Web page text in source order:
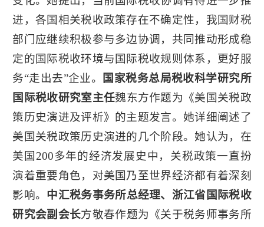
进，各国相关税收政策存在不确定性，我国财税
部门应继续积极参与多边协调，共同推动形成稳
定的国际税收环境与国际税收规则体系，更好服
务“走出去”企业。
国家税务总局税收科学研究所
国际税收研究室主任魏东方作题为《美国关税政
策历史演进及评析》的主题发言。她详细阐述了
美国关税政策历史演进的几个阶段。她认为，在
美国200多年的经济发展史中，关税政策一直扮
演着重要角色，对美国乃至世界经济都有着深刻
影响。 中汇税务事务所总经理、浙江省国际税收
研究会副会长方敬春作题为《关于税务师事务所